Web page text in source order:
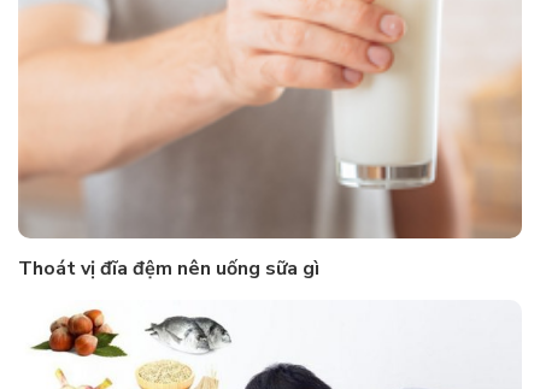
Thoát vị đĩa đệm nên uống sữa gì